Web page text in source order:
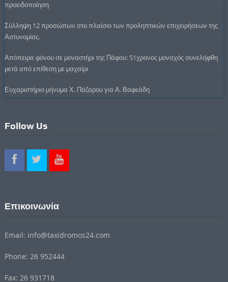
προειδοποίηση
Σύλληψη 12 προσώπων στο πλαίσιο των προληπτικών επιχειρήσεων της
Αστυνομίας.
Απόπειρα φόνου σε μοναστήρι της Πάφου: 51χρονος μοναχός συνελήφθη
μετά από επίθεση με μαχαίρι
Ευχαριστήριο μήνυμα Χ. Πάζαρου για Α. Βαφεάδη
Follow Us
Επικοινωνία
Email: info@taxidromos24.com
Phone: 26 952444
Fax: 26 931718